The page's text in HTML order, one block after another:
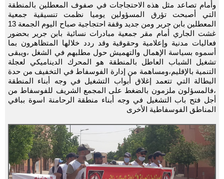
وأمام تصاعد مثل هذه الاحتجاجات في صفوف المعطلين بالمنطقة
التي أصبحت تؤرق المسؤولين يوميا نظمت تنسيقية جمعية
المعطلين بابن جرير ومن جديد وقفة احتجاجية صباح اليوم الجمعة 13
غشت الجاري أمام مقر جمعية مبادرات نسائية بابن جرير بحضور
فعاليات مدنية وإعلامية وحقوقية وقد ردد خلالها المتظاهرون بما
أسموه بسياسة الإهمال والتهميش حول مطلبهم في الشغل ،ويبقى
تشغيل الشباب العاطل بالمنطقة هو المحرك الديناميكي لعجلة
التنمية بالإقليم،ومساهمة من إدارة الفوسفاط في التخفيف من حدة
البطالة التي تتعمد إغلاق أبواب التشغيل في وجه أبناء المنطقة
،فالمسؤلون ملزمون بالضغط على المجمع الشريف للفوسفاط من
أجل فتح باب التشغيل في وجه أبناء منطقة الرحامنة اسوة بباقي
المناطق الفوسفاطية الأخرى